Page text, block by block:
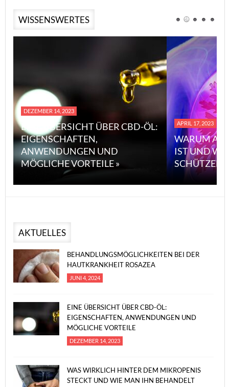
WISSENSWERTES
DEZEMBER 14, 2023
EINE ÜBERSICHT ÜBER CBD-ÖL:
EIGENSCHAFTEN,
ANWENDUNGEN UND
MÖGLICHE VORTEILE »
APRIL 17, 2023
WARUM
IST UND
SCHÜTZEN
AKTUELLES
BEHANDLUNGSMÖGLICHKEITEN BEI DER
HAUTKRANKHEIT ROSAZEA
JUNI 4, 2024
EINE ÜBERSICHT ÜBER CBD-ÖL:
EIGENSCHAFTEN, ANWENDUNGEN UND
MÖGLICHE VORTEILE
DEZEMBER 14, 2023
WAS WIRKLICH HINTER DEM MIKROPENIS
STECKT UND WIE MAN IHN BEHANDELT